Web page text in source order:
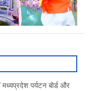
मध्यप्रदेश पर्यटन बोर्ड और